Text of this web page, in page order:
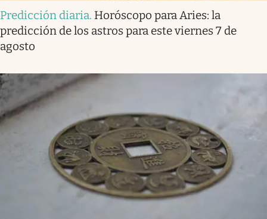
Predicción diaria. Horóscopo para Aries: la
predicción de los astros para este viernes 7 de
agosto